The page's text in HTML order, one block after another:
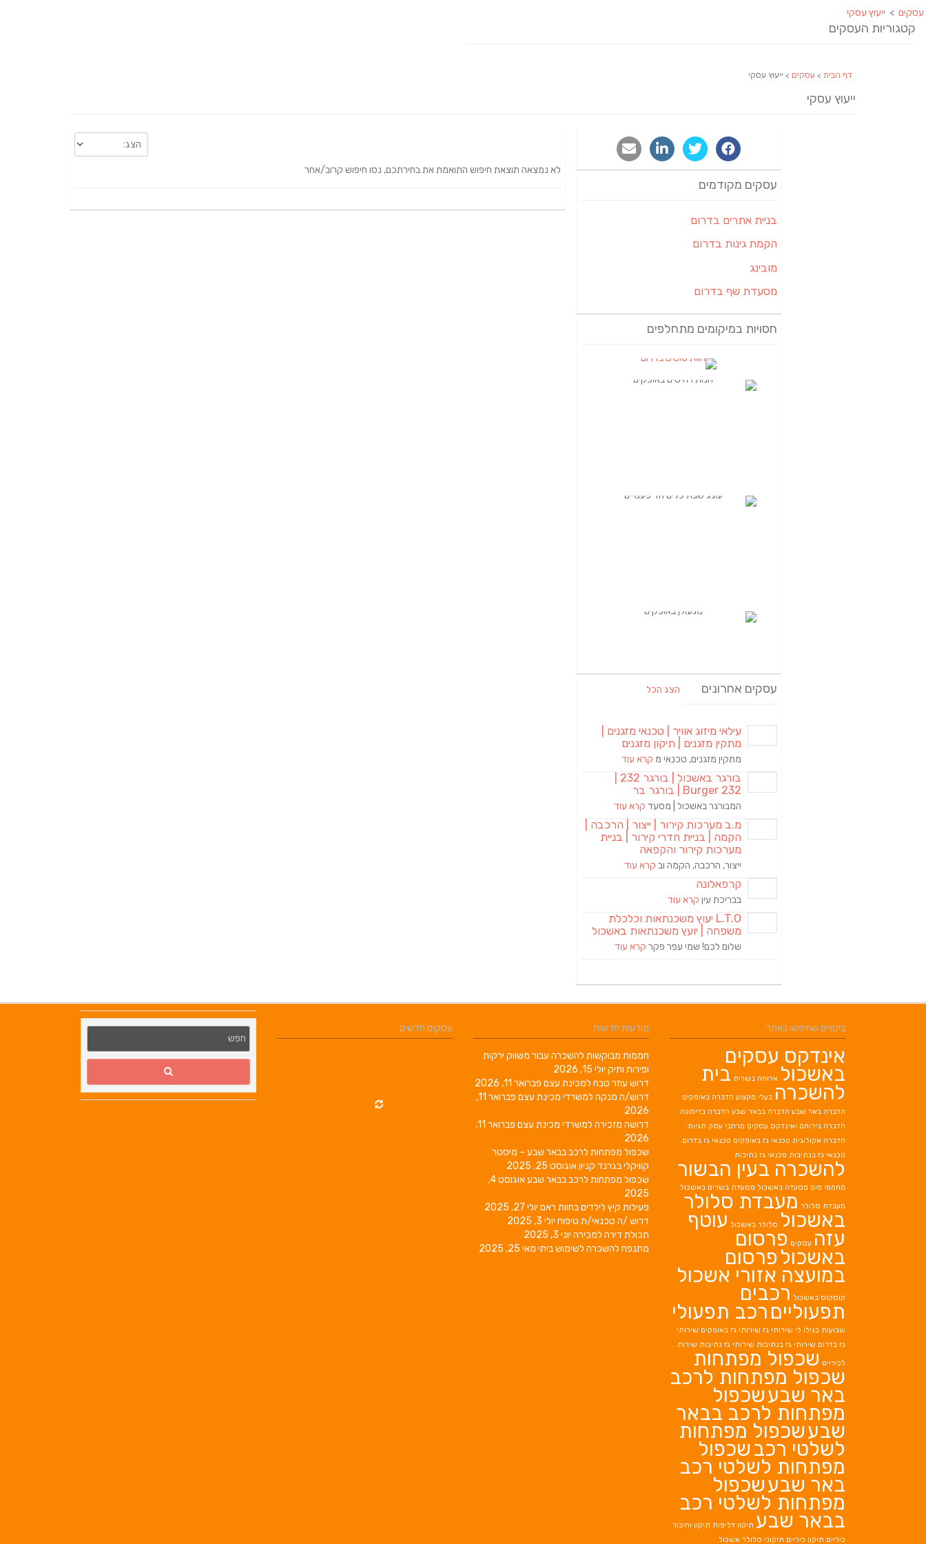
עסקים > ייעוץ עסקי
קטגוריות העסקים
דף הבית > עסקים > ייעוץ עסקי
ייעוץ עסקי
לא נמצאה תוצאת חיפוש התואמת את בחירתכם, נסו חיפוש קרוב/אחר
עסקים מקודמים
בניית אתרים בדרום
הקמת גינות בדרום
מובינג
מסעדת שף בדרום
חסויות במיקומים מתחלפים
עסקים אחרונים הצג הכל
עילאי מיזוג אוויר | טכנאי מזגנים |
מתקין מזגנים | תיקון מזגנים
מתקין מזגנים, טכנאי מ קרא עוד
Burger 232 | בורגר בר
המבורגר באשכול | מסעד קרא עוד
מ.ב מערכות קירור | ייצור | הרכבה |
הקמה | בניית חדרי קירור | בניית
מערכות קירור והקפאה
ייצור, הרכבה, הקמה וב קרא עוד
קרפאלונה
בבריכת עין קרא עוד
L.T.O יעוץ משכנתאות וכלכלת
משפחה | יועץ משכנתאות באשכול
שלום לכם! שמי עפר פקר קרא עוד
עסקים חדשים מודעות חדשות
חממות מבוקשות להשכרה עבור משווק ירקות
ופירות ותיק יולי 15, 2026
דרוש עוזר טבח למכינת עצם פברואר 11, 2026
דרוש/ה מנקה למשרדי מכינת עצם
פברואר 11,
2026
דרושה מזכירה למשרדי מכינת עצם
פברואר 11,
2026
שכפול מפתחות לרכב בבאר שבע – מיסטר
קוויקלי בגרנד קניוןאוגוסט 25, 2025
שכפול מפתחות לרכב בבאר שבע
אוגוסט 4,
2025
פעילות קיץ לילדים בחוות ראם יולי 27, 2025
דרוש /ה טכנאי/ת טיפוח יולי 3, 2025
תכולת דירה למכירה יוני 3, 2025
מתנפח להשכרה לשימוש ביתי מאי 25, 2025
ביטויים שחיפשו באתר
אינדקס עסקים
באשכול ארוחה בשרית בית
להשכרה בעלי מקצוע הדברה באופקים
הדברה באר שבע הדברה בבאר שבע הדברה בדימונה
הדברה בירוחם ואינדקס עסקים מרחבי עסק תגיות:
הדברה אקולוגית טכנאי גז באופקים טכנאי גז בדרום
טכנאי גז בנתיבות טכנאי גז נתיבות
להשכרה בעין הבשור
מחממי מים מסעדה באשכול מסעדת בשרים באשכול
מעבדת סלולר מעבדת סלולר
באשכול סלולר באשכול עוטף
עזה עסקים פרסום
באשכול פרסום
במועצה אזורי אשכול
קוסקוס באשכול רכבים
תפעוליים רכב תפעולי
שבועות בגילו לי שירותי גז שירותי גז באופקים שירותי
גז בדרום שירותי גז בנתיבות שירותי גז נתיבות שירות
לכיריים שכפול מפתחות
שכפול מפתחות לרכב
באר שבעשכפול
מפתחות לרכב בבאר
שבעשכפול מפתחות
לשלטי רכב שכפול
מפתחות לשלטי רכב
באר שבעשכפול
מפתחות לשלטי רכב
בבאר שבע תיקון דליפות תיקון וחיבור
כיריים תיקון כיריים תיקוני סלולר אשכול